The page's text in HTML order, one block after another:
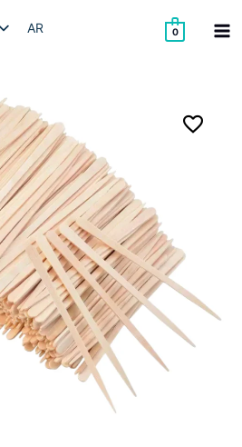
إلى
0
AR
RU